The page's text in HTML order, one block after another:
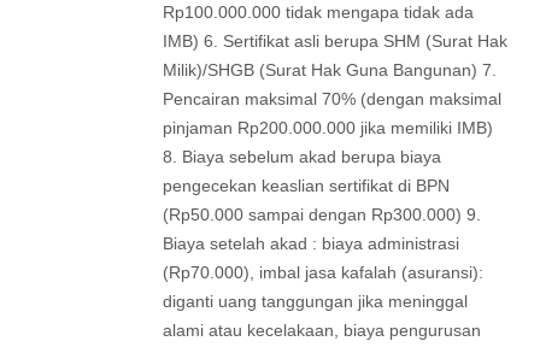
Rp100.000.000 tidak mengapa tidak ada
IMB) 6. Sertifikat asli berupa SHM (Surat Hak
Milik)/SHGB (Surat Hak Guna Bangunan) 7.
Pencairan maksimal 70% (dengan maksimal
pinjaman Rp200.000.000 jika memiliki IMB)
8. Biaya sebelum akad berupa biaya
pengecekan keaslian sertifikat di BPN
(Rp50.000 sampai dengan Rp300.000) 9.
Biaya setelah akad : biaya administrasi
(Rp70.000), imbal jasa kafalah (asuransi):
diganti uang tanggungan jika meninggal
alami atau kecelakaan, biaya pengurusan